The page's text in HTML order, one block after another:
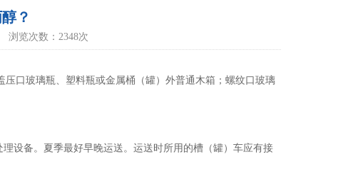
？
浏览次数：2348次
口玻璃瓶、塑料瓶或金属桶（罐）外普通木箱；螺纹口玻璃
设备。夏季最好早晚运送。运送时所用的槽（罐）车应有接